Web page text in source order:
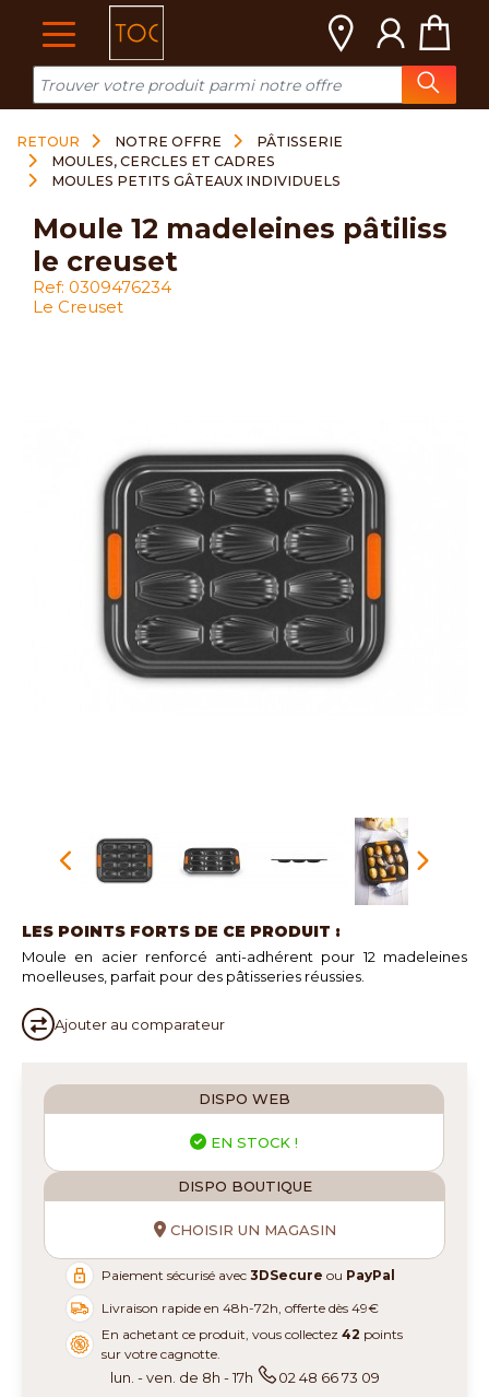
RETOUR NOTRE OFFRE
PÂTISSERIE
MOULES, CERCLES ET CADRES
MOULES PETITS GÂTEAUX INDIVIDUELS
LES POINTS FORTS DE CE PRODUIT :
Moule en acier renforcé anti-adhérent pour 12 madeleines
moelleuses, parfait pour des pâtisseries réussies.
Ajouter au comparateur
moule 12 madeleines pâtiliss
le creuset
Ref: 0309476234
Le Creuset
DISPO WEB
EN STOCK !
DISPO BOUTIQUE
CHOISIR UN MAGASIN
Paiement sécurisé avec3DSecure ou PayPal
Livraison rapide en 48h-72h, offerte dès 49€
En achetant ce produit, vous collectez42 points
sur votre cagnotte.
lun. - ven. de 8h - 17h 02 48 66 73 09
Cookies management panel